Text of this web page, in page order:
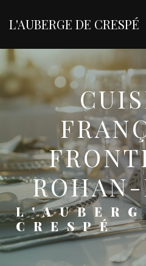
L'AUBERGE DE CRESPÉ
CUISINE
L'AUBERGE DE
CRESPÉ